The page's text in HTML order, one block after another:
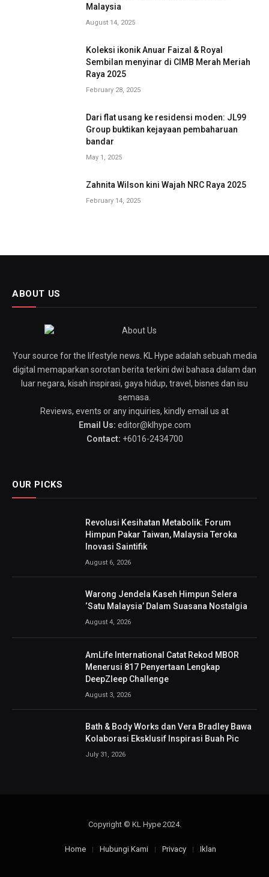
Malaysia
August 14, 2025
Koleksi ikonik Anuar Faizal & Royal
Sembilan menyinar di CIMB Merah Meriah
Raya 2025
February 28, 2025
Dari flat usang ke residensi moden: JL99
Group buktikan kejayaan pembaharuan
bandar
May 1, 2025
Zahnita Wilson kini Wajah NRC Raya 2025
February 14, 2025
ABOUT US
Your source for the lifestyle news. KL Hype adalah sebuah media
digital memaparkan sorotan berita terkini dwi bahasa dalam dan
luar negara, kisah inspirasi, gaya hidup, travel, bisnes dan isu
semasa.
Reviews, events or any inquiries, kindly email us at
Email Us: editor@klhype.com
Contact: +6016-2434700
OUR PICKS
Revolusi Kesihatan Metabolik: Forum
Himpun Pakar Taiwan, Malaysia Teroka
Inovasi Saintifik
August 6, 2026
Warong Jendela Kaseh Himpun Selera
‘Satu Malaysia’ Dalam Suasana Nostalgia
August 4, 2026
AmLife International Catat Rekod MBOR
Menerusi 817 Penyertaan Lengkap
DeepZleep Challenge
August 3, 2026
Bath & Body Works dan Vera Bradley Bawa
Kolaborasi Eksklusif Inspirasi Buah Pic
July 31, 2026
Copyright © KL Hype 2024.
Home Hubungi Kami Privacy Iklan